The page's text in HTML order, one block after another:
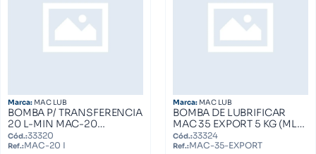
Marca: MAC LUB
BOMBA P/ TRANSFERENCIA
20 L-MIN MAC-20
(MZ0020.0000) MAC-20 I
Cód.:33320
Ref.:MAC-20 I
Marca: MAC LUB
BOMBA DE LUBRIFICAR
MAC 35 EXPORT 5 KG (ML
0035.1013) MAC-35-
EXPORT
Cód.:33324
Ref.:MAC-35-EXPORT